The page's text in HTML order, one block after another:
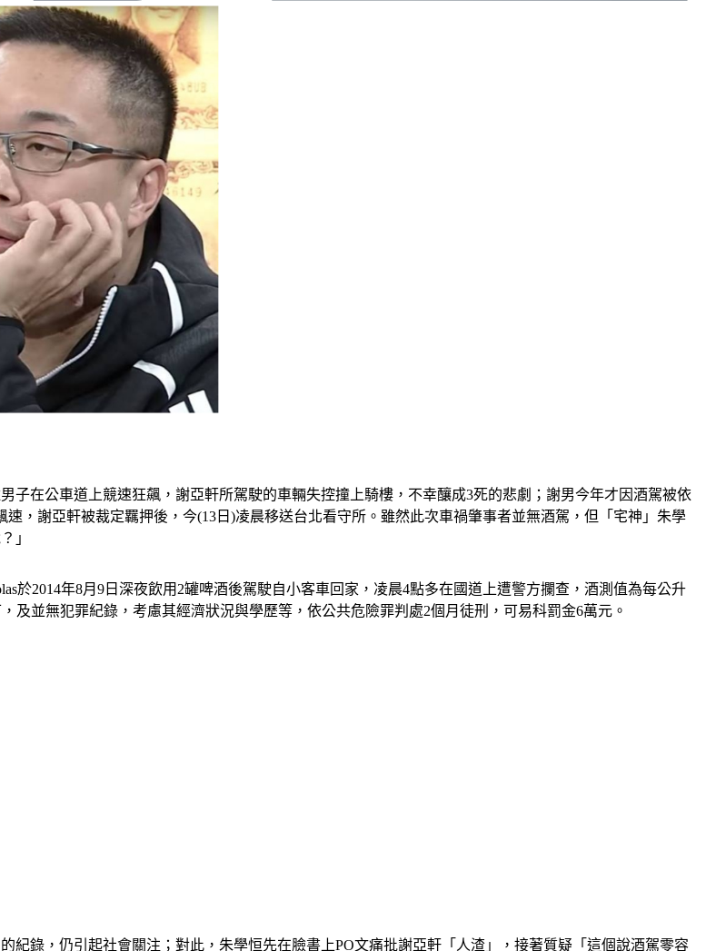
子在公車道上競速狂飆，謝亞軒所駕駛的車輛失控撞上騎樓，不幸釀成3死的悲劇；謝男今年才因酒駕被依
，謝亞軒被裁定羈押後，今(13日)凌晨移送台北看守所。雖然此次車禍肇事者並無酒駕，但「宅神」朱學
」
於2014年8月9日深夜飲用2罐啤酒後駕駛自小客車回家，凌晨4點多在國道上遭警方攔查，酒測值為每公升
及並無犯罪紀錄，考慮其經濟狀況與學歷等，依公共危險罪判處2個月徒刑，可易科罰金6萬元。
錄，仍引起社會關注；對此，朱學恒先在臉書上PO文痛批謝亞軒「人渣」，接著質疑「這個說酒駕零容